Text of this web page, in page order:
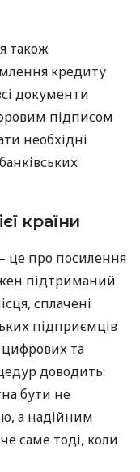
також
кредиту
документи
підписом
необхідні
країни
це про посилення
підтриманий
сплачені
підприємців
та
доводить:
бути не
а надійним
саме тоді, коли